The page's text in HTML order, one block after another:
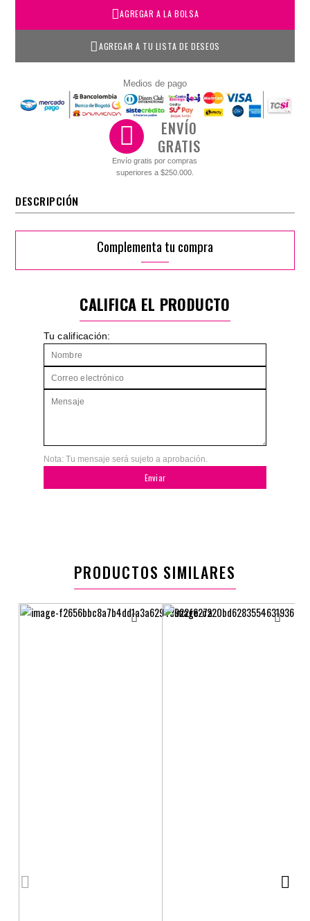
AGREGAR A LA BOLSA
AGREGAR A TU LISTA DE DESEOS
Medios de pago
ENVÍO
GRATIS
Envío gratis por compras
superiores a $250.000.
DESCRIPCIÓN
Complementa tu compra
CALIFICA EL PRODUCTO
Tu calificación:
Nota: Tu mensaje será sujeto a aprobación.
Enviar
PRODUCTOS SIMILARES